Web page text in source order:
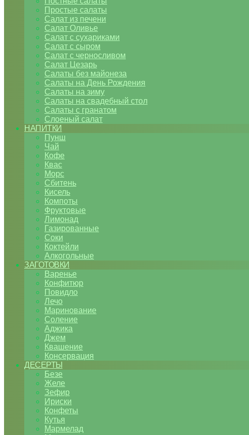
Простые салаты
Салат из печени
Салат Оливье
Салат с сухариками
Салат с сыром
Салат с черносливом
Салат Цезарь
Салаты без майонеза
Салаты на День Рождения
Салаты на зиму
Салаты на свадебный стол
Салаты с гранатом
Слоеный салат
НАПИТКИ
Пунш
Чай
Кофе
Квас
Морс
Сбитень
Кисель
Компоты
Фруктовые
Лимонад
Газированные
Соки
Коктейли
Алкогольные
ЗАГОТОВКИ
Варенье
Конфитюр
Повидло
Лечо
Маринование
Соление
Аджика
Джем
Квашение
Консервация
ДЕСЕРТЫ
Безе
Желе
Зефир
Ириски
Конфеты
Кутья
Мармелад